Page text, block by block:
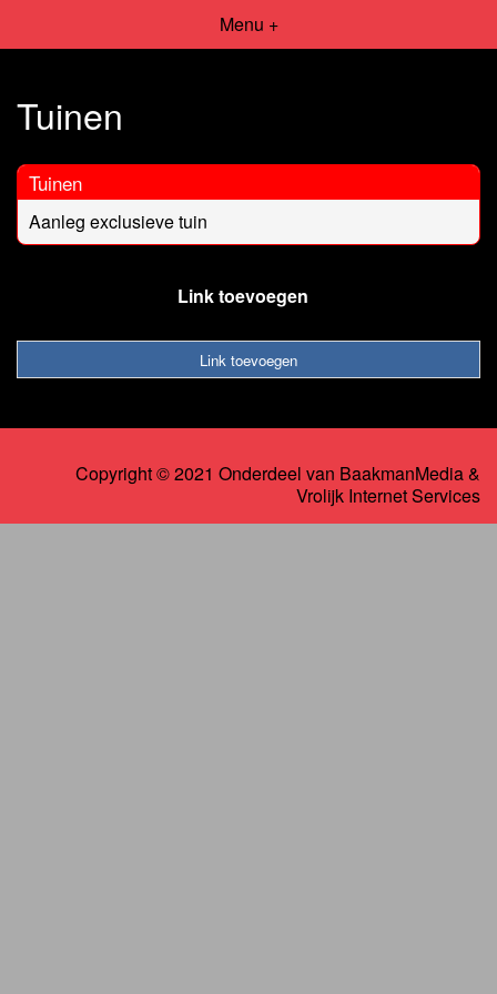
Menu +
Tuinen
Tuinen
Aanleg exclusieve tuin
Link toevoegen
Link toevoegen
Copyright © 2021 Onderdeel van BaakmanMedia&
Vrolijk Internet Services